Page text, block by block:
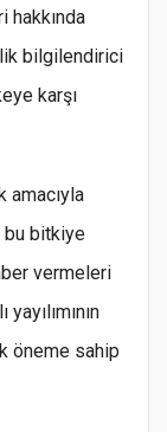
bilgilendirici
karşı
amacıyla
bu bitkiye
vermeleri
öneme sahip